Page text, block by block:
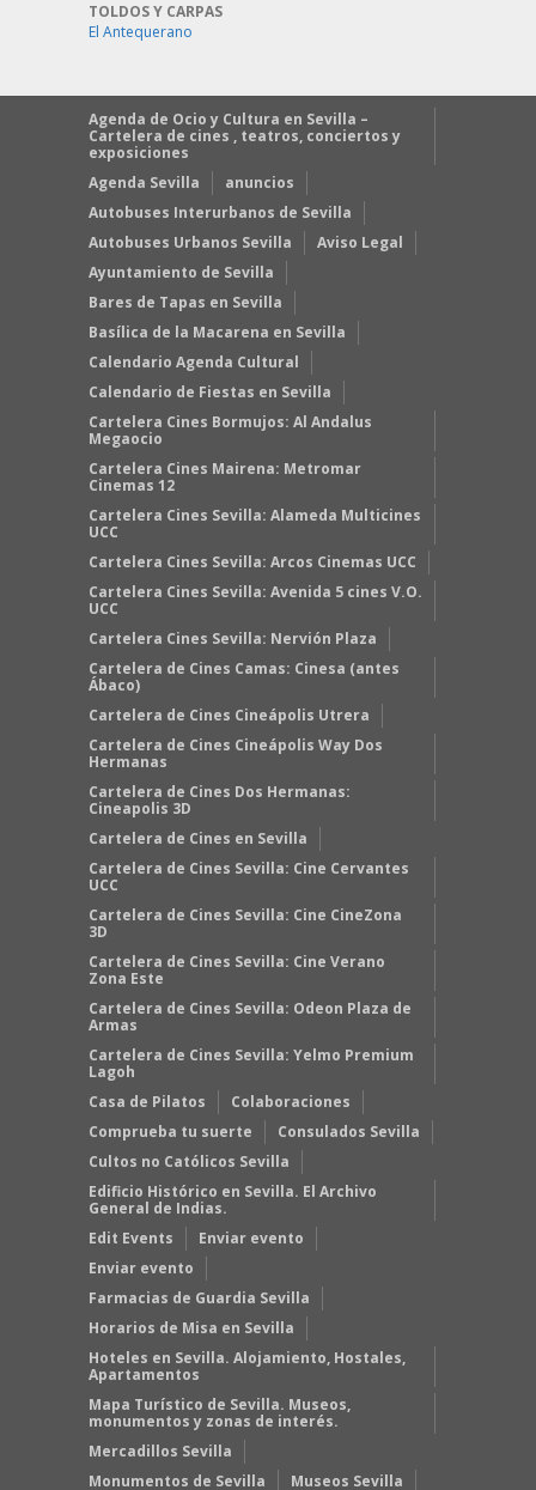
TOLDOS Y CARPAS
El Antequerano
Agenda de Ocio y Cultura en Sevilla –
Cartelera de cines , teatros, conciertos y
exposiciones
Agenda Sevilla
anuncios
Autobuses Interurbanos de Sevilla
Autobuses Urbanos Sevilla
Aviso Legal
Ayuntamiento de Sevilla
Bares de Tapas en Sevilla
Basílica de la Macarena en Sevilla
Calendario Agenda Cultural
Calendario de Fiestas en Sevilla
Cartelera Cines Bormujos: Al Andalus
Megaocio
Cartelera Cines Mairena: Metromar
Cinemas 12
Cartelera Cines Sevilla: Alameda Multicines
UCC
Cartelera Cines Sevilla: Arcos Cinemas UCC
Cartelera Cines Sevilla: Avenida 5 cines V.O.
UCC
Cartelera Cines Sevilla: Nervión Plaza
Cartelera de Cines Camas: Cinesa (antes
Ábaco)
Cartelera de Cines Cineápolis Utrera
Cartelera de Cines Cineápolis Way Dos
Hermanas
Cartelera de Cines Dos Hermanas:
Cineapolis 3D
Cartelera de Cines en Sevilla
Cartelera de Cines Sevilla: Cine Cervantes
UCC
Cartelera de Cines Sevilla: Cine CineZona
3D
Cartelera de Cines Sevilla: Cine Verano
Zona Este
Cartelera de Cines Sevilla: Odeon Plaza de
Armas
Cartelera de Cines Sevilla: Yelmo Premium
Lagoh
Casa de Pilatos
Colaboraciones
Comprueba tu suerte
Consulados Sevilla
Cultos no Católicos Sevilla
Edificio Histórico en Sevilla. El Archivo
General de Indias.
Edit Events
Enviar evento
Enviar evento
Farmacias de Guardia Sevilla
Horarios de Misa en Sevilla
Hoteles en Sevilla. Alojamiento, Hostales,
Apartamentos
Mapa Turístico de Sevilla. Museos,
monumentos y zonas de interés.
Mercadillos Sevilla
Monumentos de Sevilla
Museos Sevilla